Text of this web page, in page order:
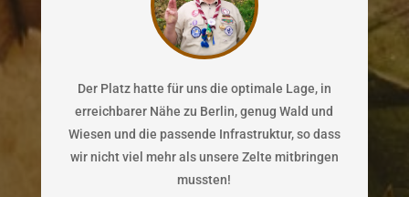
Der Platz hatte für uns die optimale Lage, in
erreichbarer Nähe zu Berlin, genug Wald und
Wiesen und die passende Infrastruktur, so dass
wir nicht viel mehr als unsere Zelte mitbringen
mussten!